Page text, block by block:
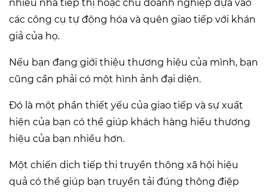
nhiều nhà tiếp thị hoặc chủ doanh nghiệp dựa vào
các công cụ tự động hóa và quên giao tiếp với khán
giả của họ.
Nếu bạn đang giới thiệu thương hiệu của mình, bạn
cũng cần phải có một hình ảnh đại diện.
Đó là một phần thiết yếu của giao tiếp và sự xuất
hiện của bạn có thể giúp khách hàng hiểu thương
hiệu của bạn nhiều hơn.
Một chiến dịch tiếp thị truyền thông xã hội hiệu
quả có thể giúp bạn truyền tải đúng thông điệp